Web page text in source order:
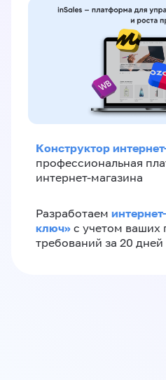
Конструктор
профессиональная
интернет-магазина
Разработаем
ключ»‎ с учетом ваших
требований за 20 дней